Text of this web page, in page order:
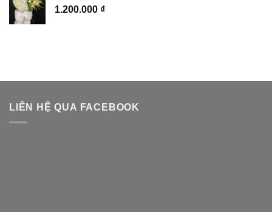
1.200.000 ₫
LIÊN HỆ QUA FACEBOOK